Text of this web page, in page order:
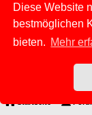
Diese Website
bestmöglichen
bieten. Mehr